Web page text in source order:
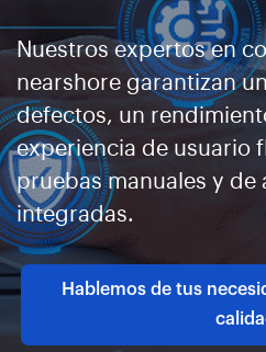
Nuestros expertos en
nearshore garantizan
defectos, un
experiencia de usuario
pruebas manuales y de
integradas.
Hablemos de tus